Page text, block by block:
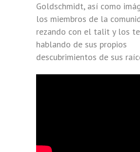
Goldschmidt, así como
los miembros de la
rezando con el talit y los
hablando de sus propios
descubrimientos de sus